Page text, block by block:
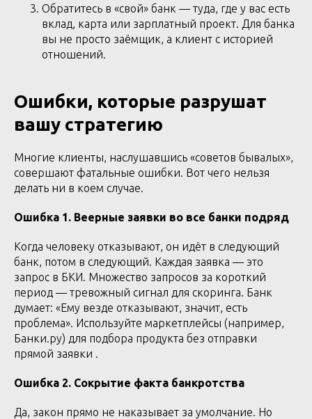
Обратитесь в «свой» банк — туда, где у вас есть
вклад, карта или зарплатный проект. Для банка
вы не просто заёмщик, а клиент с историей
отношений.
Ошибки, которые разрушат
вашу стратегию
Многие клиенты, наслушавшись «советов бывалых»,
совершают фатальные ошибки. Вот чего нельзя
делать ни в коем случае.
Ошибка 1. Веерные заявки во все банки подряд
Когда человеку отказывают, он идёт в следующий
банк, потом в следующий. Каждая заявка — это
запрос в БКИ. Множество запросов за короткий
период — тревожный сигнал для скоринга. Банк
думает: «Ему везде отказывают, значит, есть
проблема». Используйте маркетплейсы (например,
Банки.ру) для подбора продукта без отправки
прямой заявки .
Ошибка 2. Сокрытие факта банкротства
Да, закон прямо не наказывает за умолчание. Но